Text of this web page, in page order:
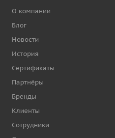
О компании
Блог
Новости
История
Сертификаты
Партнёры
Бренды
Клиенты
Сотрудники